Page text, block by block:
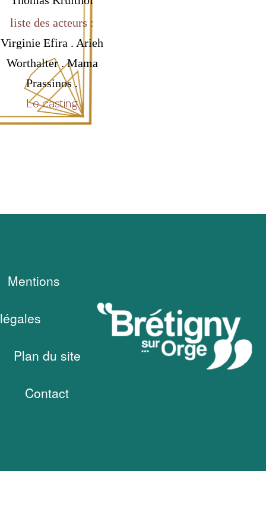
liste des acteurs :
Virginie Efira . Arieh
Worthalter . Mama
Prassinos .
Le casting
Mentions
légales
Plan du site
Contact